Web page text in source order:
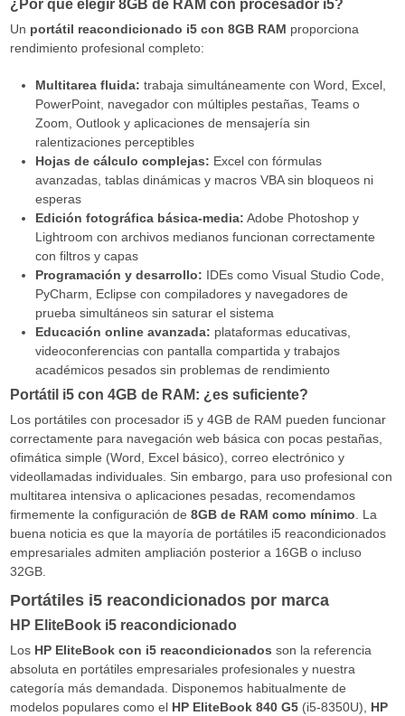
¿Por qué elegir 8GB de RAM con procesador i5?
Un portátil reacondicionado i5 con 8GB RAM proporciona
rendimiento profesional completo:
Multitarea fluida: trabaja simultáneamente con Word, Excel,
PowerPoint, navegador con múltiples pestañas, Teams o
Zoom, Outlook y aplicaciones de mensajería sin
ralentizaciones perceptibles
Hojas de cálculo complejas: Excel con fórmulas
avanzadas, tablas dinámicas y macros VBA sin bloqueos ni
esperas
Edición fotográfica básica-media: Adobe Photoshop y
Lightroom con archivos medianos funcionan correctamente
con filtros y capas
Programación y desarrollo: IDEs como Visual Studio Code,
PyCharm, Eclipse con compiladores y navegadores de
prueba simultáneos sin saturar el sistema
Educación online avanzada: plataformas educativas,
videoconferencias con pantalla compartida y trabajos
académicos pesados sin problemas de rendimiento
Portátil i5 con 4GB de RAM: ¿es suficiente?
Los portátiles con procesador i5 y 4GB de RAM pueden funcionar
correctamente para navegación web básica con pocas pestañas,
ofimática simple (Word, Excel básico), correo electrónico y
videollamadas individuales. Sin embargo, para uso profesional con
multitarea intensiva o aplicaciones pesadas, recomendamos
firmemente la configuración de 8GB de RAM como mínimo . La
buena noticia es que la mayoría de portátiles i5 reacondicionados
empresariales admiten ampliación posterior a 16GB o incluso
32GB.
Portátiles i5 reacondicionados por marca
HP EliteBook i5 reacondicionado
Los HP EliteBook con i5 reacondicionados son la referencia
absoluta en portátiles empresariales profesionales y nuestra
categoría más demandada. Disponemos habitualmente de
modelos populares como el HP EliteBook 840 G5(i5-8350U), HP